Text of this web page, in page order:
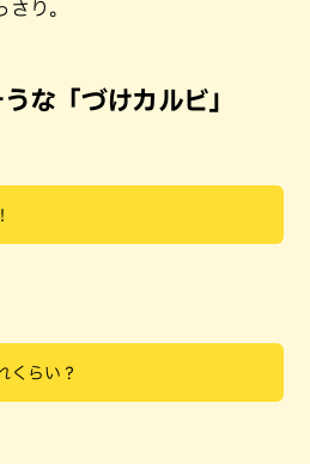
り。
な「づけカルビ」
くらい？